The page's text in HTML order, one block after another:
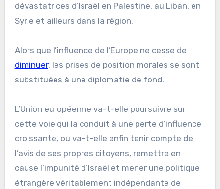
dévastatrices d’Israël en Palestine, au Liban, en
Syrie et ailleurs dans la région.
Alors que l’influence de l’Europe ne cesse de
diminuer, les prises de position morales se sont
substituées à une diplomatie de fond.
L’Union européenne va-t-elle poursuivre sur
cette voie qui la conduit à une perte d’influence
croissante, ou va-t-elle enfin tenir compte de
l’avis de ses propres citoyens, remettre en
cause l’impunité d’Israël et mener une politique
étrangère véritablement indépendante de